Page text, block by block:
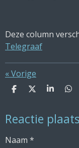
Deze column
Telegraaf
«Vorige
D
e
n
D
l
S
r
e
D
e
n
Reactie
Naam *